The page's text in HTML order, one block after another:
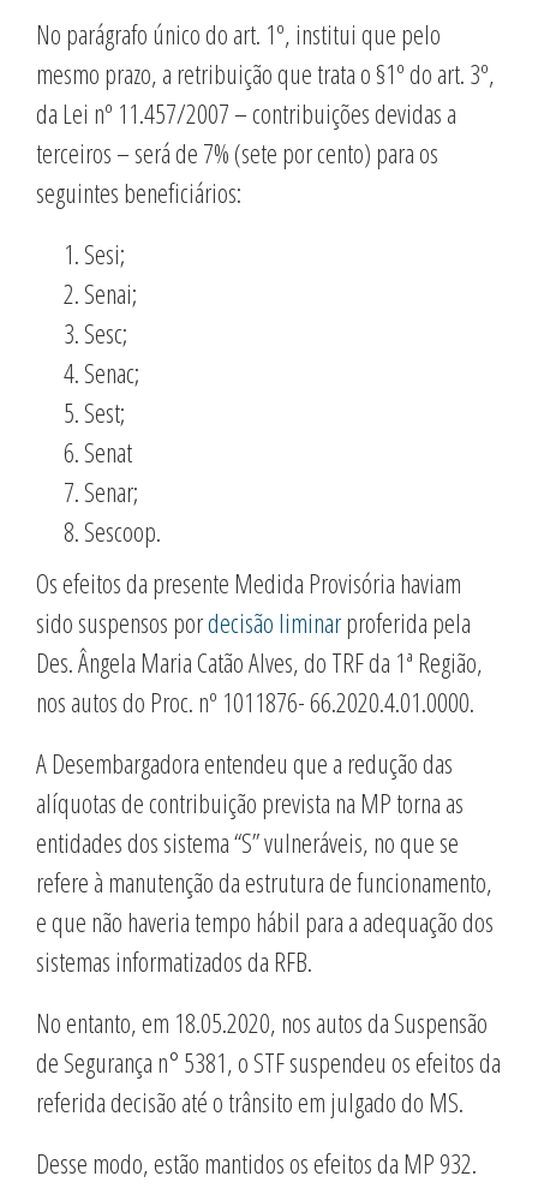
No parágrafo único do art. 1º, institui que pelo
mesmo prazo, a retribuição que trata o §1º do art. 3º,
da Lei nº 11.457/2007 – contribuições devidas a
terceiros – será de 7% (sete por cento) para os
seguintes beneficiários:
Sesi;
Senai;
Sesc;
Senac;
Sest;
Senat
Senar;
Sescoop.
Os efeitos da presente Medida Provisória haviam
sido suspensos pordecisão liminarproferida pela
Des. Ângela Maria Catão Alves, do TRF da 1ª Região,
nos autos do Proc. nº 1011876- 66.2020.4.01.0000.
A Desembargadora entendeu que a redução das
alíquotas de contribuição prevista na MP torna as
entidades dos sistema “S” vulneráveis, no que se
refere à manutenção da estrutura de funcionamento,
e que não haveria tempo hábil para a adequação dos
sistemas informatizados da RFB.
No entanto, em 18.05.2020, nos autos da Suspensão
de Segurança n° 5381, o STF suspendeu os efeitos da
referida decisão até o trânsito em julgado do MS.
Desse modo, estão mantidos os efeitos da MP 932.